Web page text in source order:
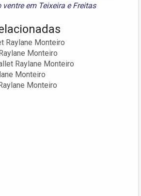
em Teixeira e Freitas
Raylane Monteiro
Monteiro
Raylane Monteiro
Monteiro
Monteiro